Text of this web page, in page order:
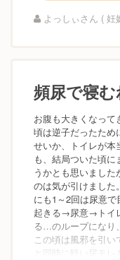
よっしぃさん ( 妊
頻尿で寝む
お腹も大きくなっ
頃は逆子だったた
せいか、トイレが本
も、結局ついた頃
うかとも思いまし
のは気が引けました
にも1～2回は尿意
起きる→尿意→トイ
る…のループになり
この頃は風邪を引
と同時に軽い尿モ